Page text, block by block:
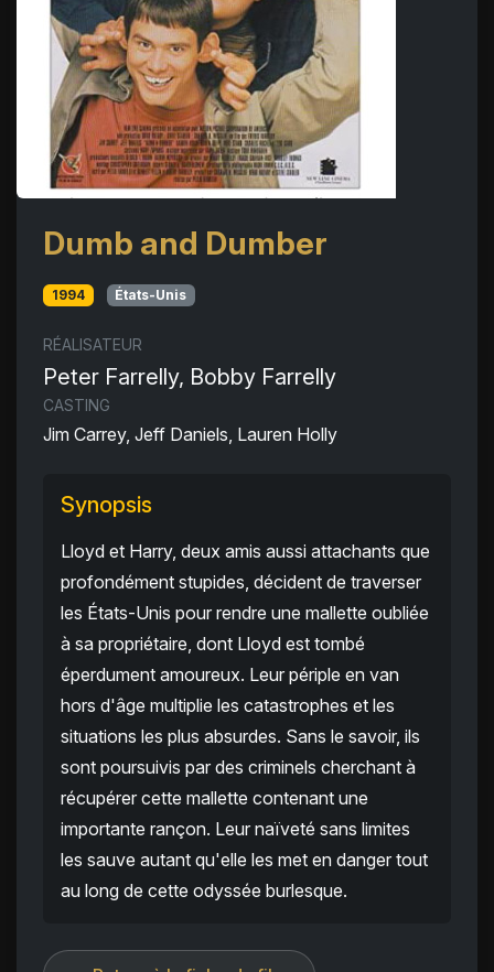
Dumb and Dumber
1994 États-Unis
RÉALISATEUR
Peter Farrelly, Bobby Farrelly
CASTING
Jim Carrey, Jeff Daniels, Lauren Holly
Synopsis
Lloyd et Harry, deux amis aussi attachants que
profondément stupides, décident de traverser
les États-Unis pour rendre une mallette oubliée
à sa propriétaire, dont Lloyd est tombé
éperdument amoureux. Leur périple en van
hors d'âge multiplie les catastrophes et les
situations les plus absurdes. Sans le savoir, ils
sont poursuivis par des criminels cherchant à
récupérer cette mallette contenant une
importante rançon. Leur naïveté sans limites
les sauve autant qu'elle les met en danger tout
au long de cette odyssée burlesque.